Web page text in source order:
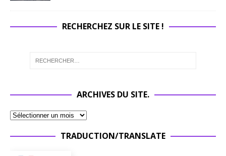
RECHERCHEZ SUR LE SITE !
ARCHIVES DU SITE.
TRADUCTION/TRANSLATE